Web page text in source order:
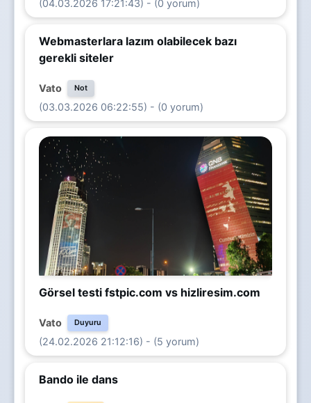
(04.03.2026 17:21:43) - (0 yorum)
Webmasterlara lazım olabilecek bazı
gerekli siteler
Vato Not
(03.03.2026 06:22:55) - (0 yorum)
Görsel testi fstpic.com vs hizliresim.com
Vato Duyuru
(24.02.2026 21:12:16) - (5 yorum)
Bando ile dans